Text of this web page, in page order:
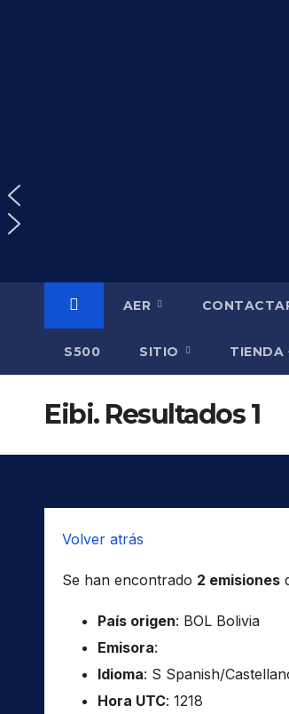
AER
S500 SITIO TIENDA
Eibi. Resultados 1
Volver atrás
Se han encontrado 2 emisiones
País origen: BOL Bolivia
Emisora:
Idioma: S Spanish/
Hora UTC: 1218